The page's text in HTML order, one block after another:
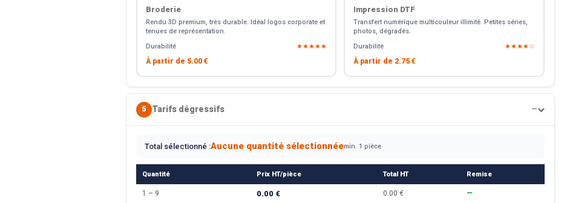
Broderie
Rendu 3D premium, très durable. Idéal logos corporate et
tenues de représentation.
Durabilité
★★★★★
À partir de 5.00 €
Impression DTF
Transfert numérique multicouleur illimité. Petites séries,
photos, dégradés.
Durabilité
★★★★☆
À partir de 2.75 €
5 Tarifs dégressifs —
Total sélectionné :Aucune quantité sélectionnéemin. 1 pièce
Quantité Prix HT/pièce Total HT Remise
1 – 9 0.00 € 0.00 € —